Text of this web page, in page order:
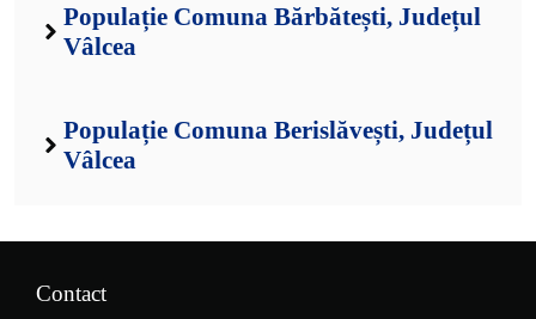
Populație Comuna Bărbătești, Județul
Vâlcea
Populație Comuna Berislăvești, Județul
Vâlcea
Contact